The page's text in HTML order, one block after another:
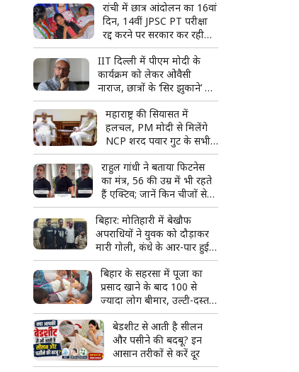
रांची में छात्र आंदोलन का 16वां
दिन, 14वीं JPSC PT परीक्षा
रद्द करने पर सरकार कर रही
विचार
IIT दिल्ली में पीएम मोदी के
कार्यक्रम को लेकर ओवैसी
नाराज, छात्रों के ‘सिर झुकाने’ के
निर्देश पर उठाए सवाल
महाराष्ट्र की सियासत में
हलचल, PM मोदी से मिलेंगे
NCP शरद पवार गुट के सभी
8 सांसद
राहुल गांधी ने बताया फिटनेस
का मंत्र, 56 की उम्र में भी रहते
हैं एक्टिव; जानें किन चीजों से
बनाई दूरी
बिहार: मोतिहारी में बेखौफ
अपराधियों ने युवक को दौड़ाकर
मारी गोली, कंधे के आर-पार हुई
गोली; 3 आरोपी गिरफ्तार
बिहार के सहरसा में पूजा का
प्रसाद खाने के बाद 100 से
ज्यादा लोग बीमार, उल्टी-दस्त
से मचा हड़कंप
बेडशीट से आती है सीलन
और पसीने की बदबू? इन
आसान तरीकों से करें दूर